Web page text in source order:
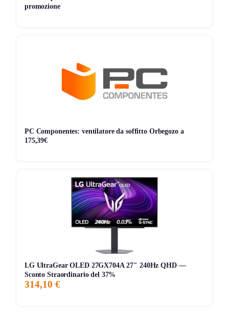
classe energetica D sono in linea con lo standard per
152 giorni di monitoraggio
MINIMO MASSIMO
↓-5.1%
VARIAZIONE
promozione
PC Componentes: ventilatore da soffitto Orbegozo a
175,39€
LG UltraGear OLED 27GX704A 27″ 240Hz QHD —
Sconto Straordinario del 37%
314,10 €